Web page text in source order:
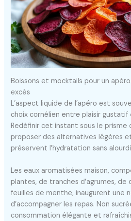
Boissons et mocktails pour un
excès
L’aspect liquide de l’apéro est
choix cornélien entre plaisir
Redéfinir cet instant sous le prisme
proposer des alternatives légères
préservent l’hydratation sans
Les eaux aromatisées maison,
plantes, de tranches d’agrumes, de
feuilles de menthe, inaugurent une
d’accompagner les repas. Non
consommation élégante et